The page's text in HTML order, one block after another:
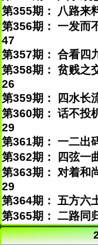
第355期： 八路来
第356期： 一发而
47
第357期： 合看四
第358期： 贫贱之
26
第359期： 四水长
第360期： 话不投
29
第361期： 一二出
第362期： 四弦一
第363期： 对着和
29
第364期： 五方六
第365期： 二路同